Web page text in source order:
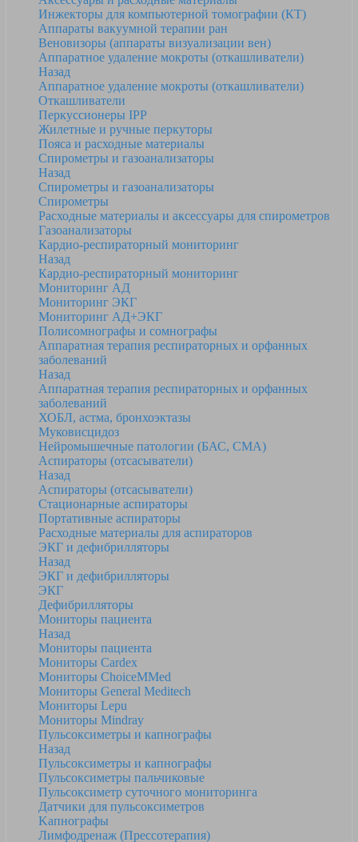
Инжекторы для компьютерной томографии (КТ)
Аппараты вакуумной терапии ран
Веновизоры (аппараты визуализации вен)
Аппаратное удаление мокроты (откашливатели)
Назад
Аппаратное удаление мокроты (откашливатели)
Откашливатели
Перкуссионеры IPP
Жилетные и ручные перкуторы
Пояса и расходные материалы
Спирометры и газоанализаторы
Назад
Спирометры и газоанализаторы
Спирометры
Расходные материалы и аксессуары для спирометров
Газоанализаторы
Кардио-респираторный мониторинг
Назад
Кардио-респираторный мониторинг
Мониторинг АД
Мониторинг ЭКГ
Мониторинг АД+ЭКГ
Полисомнографы и сомнографы
Аппаратная терапия респираторных и орфанных
заболеваний
Назад
Аппаратная терапия респираторных и орфанных
заболеваний
ХОБЛ, астма, бронхоэктазы
Муковисцидоз
Нейромышечные патологии (БАС, СМА)
Аспираторы (отсасыватели)
Назад
Аспираторы (отсасыватели)
Стационарные аспираторы
Портативные аспираторы
Расходные материалы для аспираторов
ЭКГ и дефибрилляторы
Назад
ЭКГ и дефибрилляторы
ЭКГ
Дефибрилляторы
Мониторы пациента
Назад
Мониторы пациента
Мониторы Cardex
Мониторы ChoiceMMed
Мониторы General Meditech
Мониторы Lepu
Мониторы Mindray
Пульсоксиметры и капнографы
Назад
Пульсоксиметры и капнографы
Пульсоксиметры пальчиковые
Пульсоксиметр суточного мониторинга
Датчики для пульсоксиметров
Kапнографы
Лимфодренаж (Прессотерапия)